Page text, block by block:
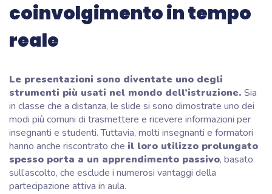
coinvolgimento in tempo
reale
Le presentazioni sono diventate uno degli
strumenti più usati nel mondo dell’istruzione. Sia
in classe che a distanza, le slide si sono dimostrate uno dei
modi più comuni di trasmettere e ricevere informazioni per
insegnanti e studenti. Tuttavia, molti insegnanti e formatori
hanno anche riscontrato che il loro utilizzo prolungato
spesso porta a un apprendimento passivo, basato
sull’ascolto, che esclude i numerosi vantaggi della
partecipazione attiva in aula.